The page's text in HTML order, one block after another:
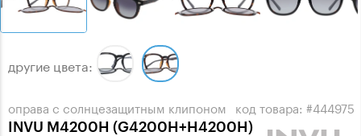
оправа с солнцезащитным клипоном
INVU M4200H (G4200H+H4200H)
код товара: #444975
другие цвета: